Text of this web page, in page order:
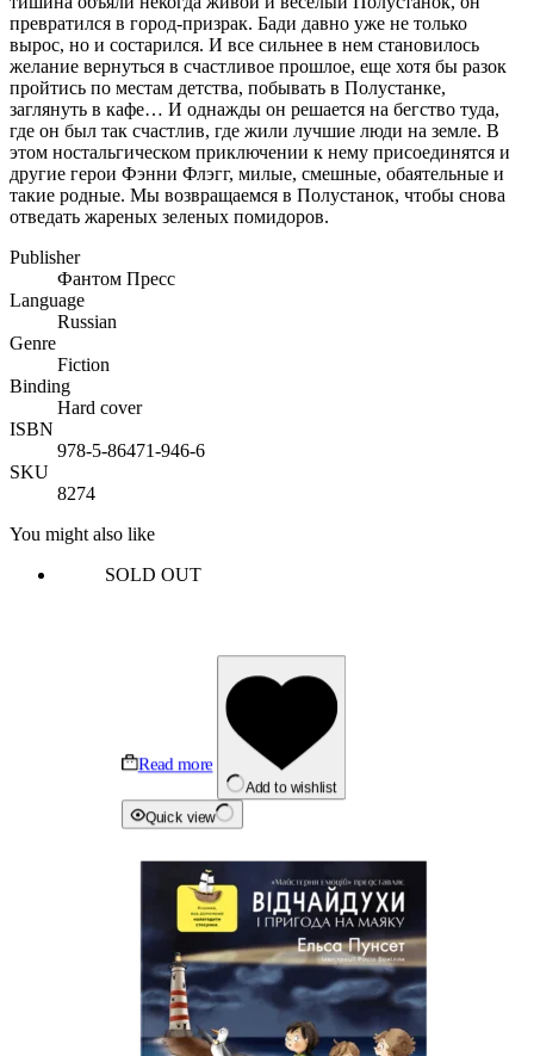
превратился в город-призрак. Бади давно уже не только
вырос, но и состарился. И все сильнее в нем становилось
желание вернуться в счастливое прошлое, еще хотя бы разок
пройтись по местам детства, побывать в Полустанке,
заглянуть в кафе… И однажды он решается на бегство туда,
где он был так счастлив, где жили лучшие люди на земле. В
этом ностальгическом приключении к нему присоединятся и
другие герои Фэнни Флэгг, милые, смешные, обаятельные и
такие родные. Мы возвращаемся в Полустанок, чтобы снова
отведать жареных зеленых помидоров.
Publisher
Фантом Пресс
Language
Russian
Genre
Fiction
Binding
Hard cover
ISBN
978-5-86471-946-6
SKU
8274
You might also like
SOLD OUT
Read more
Add to wishlist
Quick view